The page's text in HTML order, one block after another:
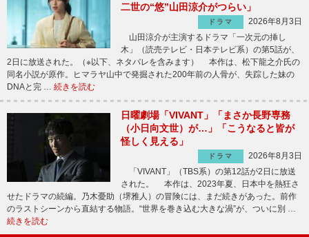
二世の“悠”山田涼介がつらい」
ドラマ
2026年8月3日
山田涼介が主演するドラマ「一次元の挿し
木」（読売テレビ・日本テレビ系）の第5話が、
2日に放送された。（※以下、ネタバレを含みます） 本作は、松下龍之介氏の
同名小説が原作。ヒマラヤ山中で発掘された200年前の人骨が、失踪した妹の
DNAと完 … 続きを読む
日曜劇場「VIVANT」「まさか長野専務
（小日向文世）が…」「こうなると皆が
怪しく見える」
ドラマ
2026年8月3日
「VIVANT」（TBS系）の第12話が2日に放送
された。 本作は、2023年夏、日本中を熱狂さ
せたドラマの続編。乃木憂助（堺雅人）の冒険には、まだ続きがあった。前作
のラストシーンから直結する物語。“世界を巻き込む大きな渦”が、ついに別 …
続きを読む